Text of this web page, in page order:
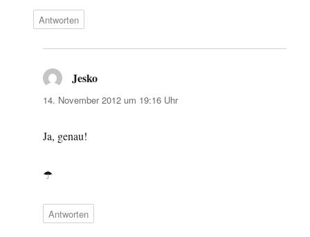
Antworten
Jesko
14. November 2012 um 19:16 Uhr
Ja, genau!
☂
Antworten